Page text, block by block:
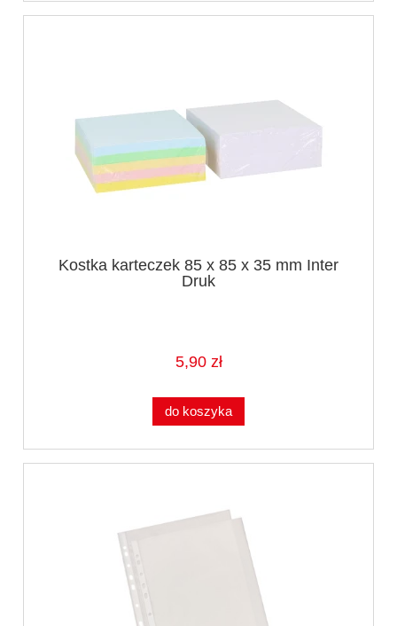
Kostka karteczek 85 x 85 x 35 mm Inter
Druk
5,90 zł
do koszyka